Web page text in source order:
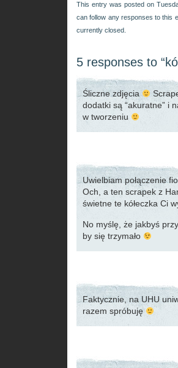
This entry was posted on
can follow any responses to this
currently closed.
5 responses to
Śliczne zdjęcia
dodatki są “akuratne” i
w tworzeniu
Uwielbiam połączenie
Och, a ten scrapek z
świetne te kółeczka Ci
No myślę, że jakbyś
by się trzymało
Faktycznie, na UHU
razem spróbuję